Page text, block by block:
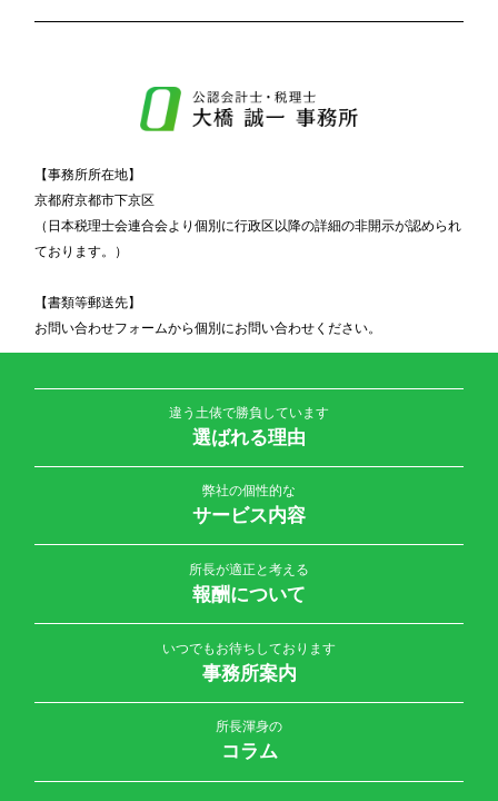
【事務所所在地】
京都府京都市下京区
（日本税理士会連合会より個別に行政区以降の詳細の非開示が認められ
ております。）
【書類等郵送先】
お問い合わせフォームから個別にお問い合わせください。
違う土俵で勝負しています
選ばれる理由
弊社の個性的な
サービス内容
所長が適正と考える
報酬について
いつでもお待ちしております
事務所案内
所長渾身の
コラム